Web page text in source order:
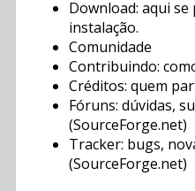
Download: aqui
instalação.
Comunidade
Contribuindo:
Créditos: quem
Fóruns: dúvidas,
(SourceForge.net)
Tracker: bugs,
(SourceForge.net)